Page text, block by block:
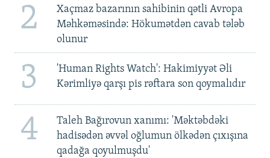
2
Xaçmaz bazarının sahibinin qətli Avropa
Məhkəməsində: Hökumətdən cavab tələb
olunur
3
'Human Rights Watch': Hakimiyyət Əli
Kərimliyə qarşı pis rəftara son qoymalıdır
4
Taleh Bağırovun xanımı: 'Məktəbdəki
hadisədən əvvəl oğlumun ölkədən çıxışına
qadağa qoyulmuşdu'